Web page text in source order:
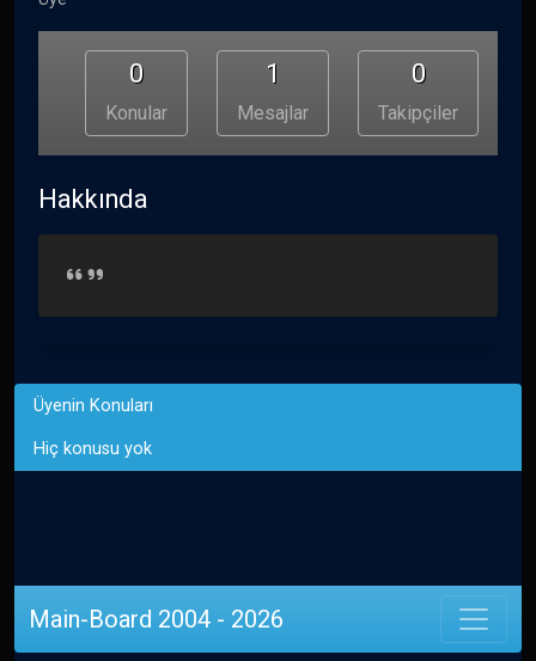
0
Konular
1
Mesajlar
0
Takipçiler
Hakkında
Üyenin Konuları
Hiç konusu yok
Main-Board 2004 - 2026